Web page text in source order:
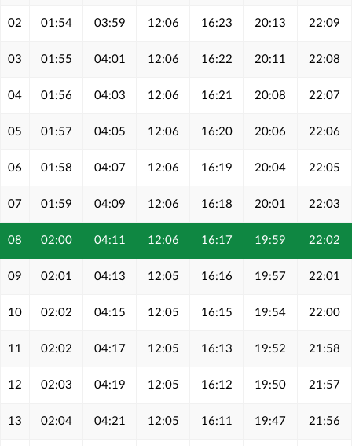
02 01:54 03:59 12:06 16:23 20:13 22:09
03 01:55 04:01 12:06 16:22 20:11 22:08
04 01:56 04:03 12:06 16:21 20:08 22:07
05 01:57 04:05 12:06 16:20 20:06 22:06
06 01:58 04:07 12:06 16:19 20:04 22:05
07 01:59 04:09 12:06 16:18 20:01 22:03
08 02:00 04:11 12:06 16:17 19:59 22:02
09 02:01 04:13 12:05 16:16 19:57 22:01
10 02:02 04:15 12:05 16:15 19:54 22:00
11 02:02 04:17 12:05 16:13 19:52 21:58
12 02:03 04:19 12:05 16:12 19:50 21:57
13 02:04 04:21 12:05 16:11 19:47 21:56